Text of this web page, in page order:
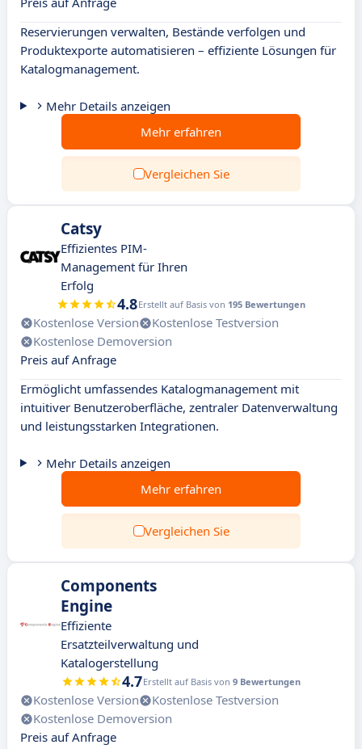
Reservierungen verwalten, Bestände verfolgen und
Produktexporte automatisieren – effiziente Lösungen für
Katalogmanagement.
Mehr Details anzeigen
Mehr erfahren
Vergleichen Sie
Catsy
Effizientes PIM-
Management für Ihren
Erfolg
4.8Erstellt auf Basis von 195 Bewertungen
Kostenlose Version
Kostenlose Testversion
Kostenlose Demoversion
Preis auf Anfrage
Ermöglicht umfassendes Katalogmanagement mit
intuitiver Benutzeroberfläche, zentraler Datenverwaltung
und leistungsstarken Integrationen.
Mehr Details anzeigen
Mehr erfahren
Vergleichen Sie
Components
Engine
Effiziente
Ersatzteilverwaltung und
Katalogerstellung
4.7Erstellt auf Basis von 9 Bewertungen
Kostenlose Version
Kostenlose Testversion
Kostenlose Demoversion
Preis auf Anfrage